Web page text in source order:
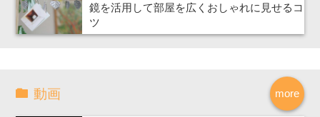
鏡を活用して部屋を広くおしゃれに見せるコ
ツ
more
動画